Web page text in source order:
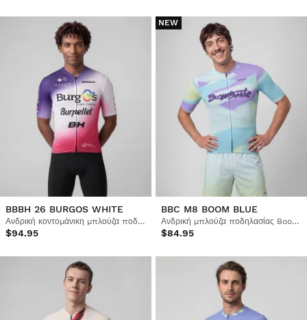
BBBH 26 BURGOS WHITE
Ανδρική κοντομάνικη μπλούζα ποδηλασίας Burgos Burpellet BH x Siroko
$94.95
NEW
BBC M8 BOOM BLUE
Ανδρική μπλούζα ποδηλασίας Boombastic
$84.95